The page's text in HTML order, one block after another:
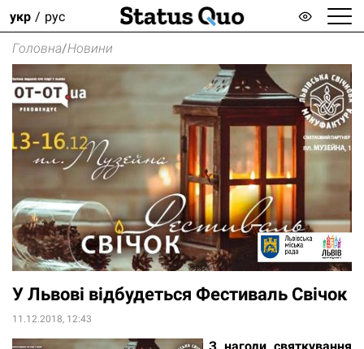
укр рус
Головна/Новини
У Львові відбудеться Фестиваль Свічок
11.12.2018, 12:43